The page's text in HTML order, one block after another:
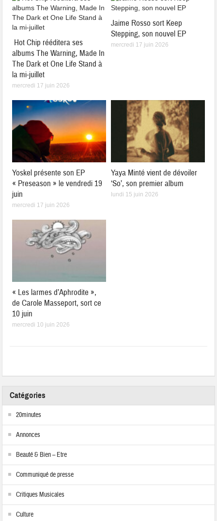
Hot Chip rééditera ses
albums The Warning, Made In
The Dark et One Life Stand à
la mi-juillet
mercredi 17 juin 2026
Jaime Rosso sort Keep
Stepping, son nouvel EP
mercredi 17 juin 2026
Yoskel présente son EP
« Preseason » le vendredi 19
juin
mercredi 17 juin 2026
Yaya Minté vient de dévoiler
‘So’, son premier album
lundi 15 juin 2026
« Les larmes d’Aphrodite »,
de Carole Masseport, sort ce
10 juin
mercredi 10 juin 2026
Catégories
20minutes
Annonces
Beauté & Bien – Etre
Communiqué de presse
Critiques Musicales
Culture